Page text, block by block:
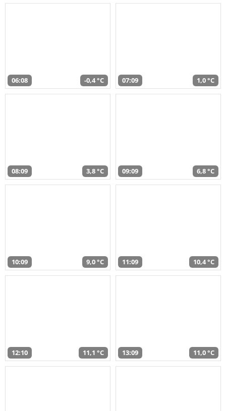
06:08 -0,4 °C 07:09 1,0 °C
08:09 3,8 °C 09:09 6,8 °C
10:09 9,0 °C 11:09 10,4 °C
12:10 11,1 °C 13:09 11,0 °C